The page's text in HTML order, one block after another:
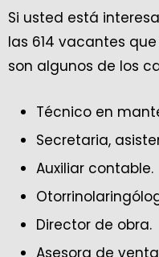
Si usted está
las 614 vacantes
son algunos de los
Técnico en
Secretaria,
Auxiliar contable.
Director de obra.
Asesora de